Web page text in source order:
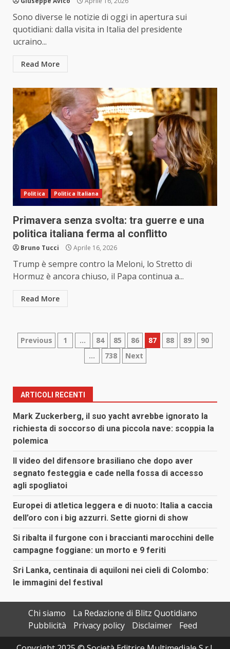
Sono diverse le notizie di oggi in apertura sui
quotidiani: dalla visita in Italia del presidente
ucraino...
Read More
Politica Politica Italiana
Primavera senza svolta: tra guerre e una
politica italiana ferma al conflitto
Bruno Tucci Aprile 16, 2026
Trump è sempre contro la Meloni, lo Stretto di
Hormuz è ancora chiuso, il Papa continua a...
Read More
Paginazione
articoli
Previous 1 … 84 85 86 87 88 89
90
…
738 Next
ARTICOLI RECENTI
Mark Zuckerberg, il suo yacht avrebbe ignorato la
richiesta di soccorso di una piccola nave: scoppia la
polemica
Il video del difensore brasiliano che dopo aver
segnato festeggia e cade nella fossa di accesso
agli spogliatoi
Europei di atletica leggera e di nuoto: Italia a caccia
dell’oro con i big azzurri. Sette giorni di show
Si ribalta il furgone con i braccianti marocchini delle
campagne foggiane: un morto e 9 feriti
Sri Lanka, centinaia di aquiloni nei cieli di Colombo:
le immagini del festival
Chi siamo
La Redazione di Blitz Quotidiano
Pubblicità
Privacy policy Disclaimer
Feed